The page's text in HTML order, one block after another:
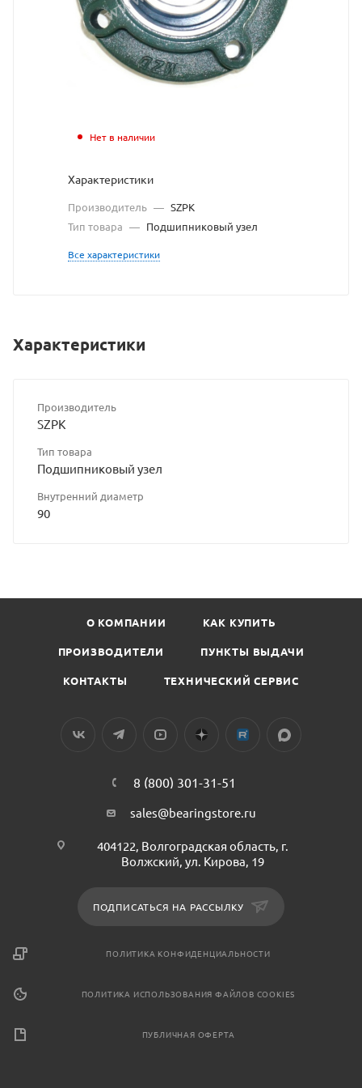
Нет в наличии
Характеристики
Производитель — SZPK
Тип товара — Подшипниковый узел
Все характеристики
Характеристики
Производитель
SZPK
Тип товара
Подшипниковый узел
Внутренний диаметр
90
О КОМПАНИИ КАК КУПИТЬ
ПРОИЗВОДИТЕЛИ ПУНКТЫ ВЫДАЧИ
КОНТАКТЫ ТЕХНИЧЕСКИЙ СЕРВИС
8 (800) 301-31-51
sales@bearingstore.ru
404122, Волгоградская область, г.
Волжский, ул. Кирова, 19
ПОДПИСАТЬСЯ НА РАССЫЛКУ
ПОЛИТИКА КОНФИДЕНЦИАЛЬНОСТИ
ПОЛИТИКА ИСПОЛЬЗОВАНИЯ ФАЙЛОВ COOKIES
ПУБЛИЧНАЯ ОФЕРТА